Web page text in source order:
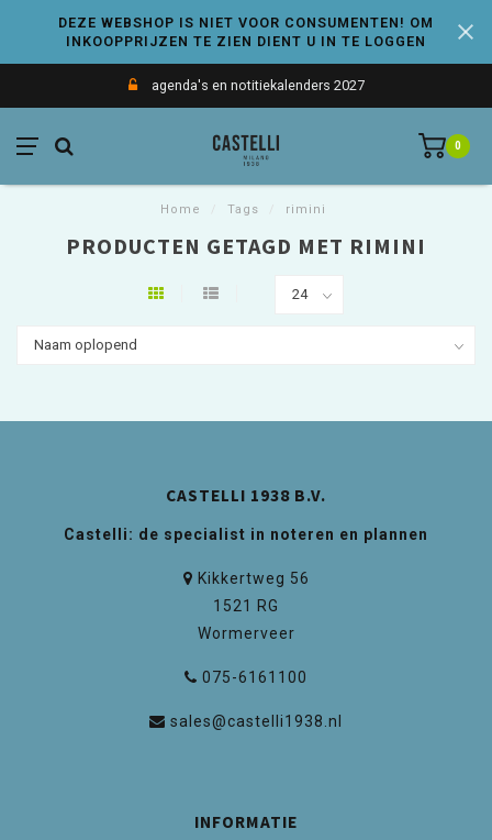
DEZE WEBSHOP IS NIET VOOR CONSUMENTEN! OM
INKOOPPRIJZEN TE ZIEN DIENT U IN TE LOGGEN
agenda's en notitiekalenders 2027
0
Home Tags rimini
PRODUCTEN GETAGD MET RIMINI
CASTELLI 1938 B.V.
Castelli: de specialist in noteren en plannen
Kikkertweg 56
1521 RG
Wormerveer
075-6161100
sales@castelli1938.nl
INFORMATIE